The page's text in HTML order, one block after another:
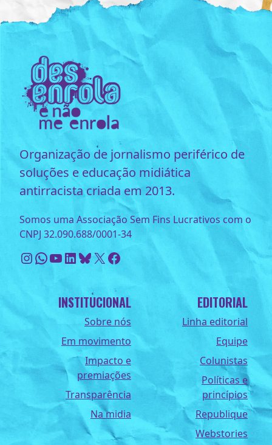
Organização de jornalismo periférico de
soluções e educação midiática
antirracista criada em 2013.
Somos uma Associação Sem Fins Lucrativos com o
CNPJ 32.090.688/0001-34
Instagram
WhatsApp
Youtube
LinkedIn
Bluesky
X Facebook
INSTITUCIONAL
Sobre nós
Em movimento
Impacto e
premiações
Transparência
Na midia
EDITORIAL
Linha editorial
Equipe
Colunistas
Políticas e
princípios
Republique
Webstories